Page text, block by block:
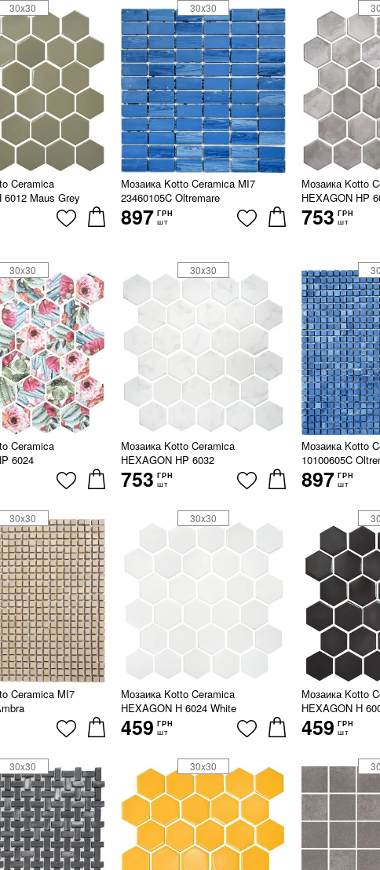
Ceramica
6012 Maus Grey
30x30
Мозаика Kotto Ceramica MI7
23460105C Oltremare
897 ГРН
шт
30x30
Мозаика Kotto
HEXAGON HP
753 ГРН
шт
Ceramica
6024
30x30
Мозаика Kotto Ceramica
HEXAGON HP 6032
753 ГРН
шт
30x30
Мозаика Kotto
10100605C
897 ГРН
шт
Ceramica MI7
30x30
Мозаика Kotto Ceramica
HEXAGON H 6024 White
459 ГРН
шт
30x30
Мозаика Kotto
HEXAGON H
459 ГРН
шт
30x30 30x30